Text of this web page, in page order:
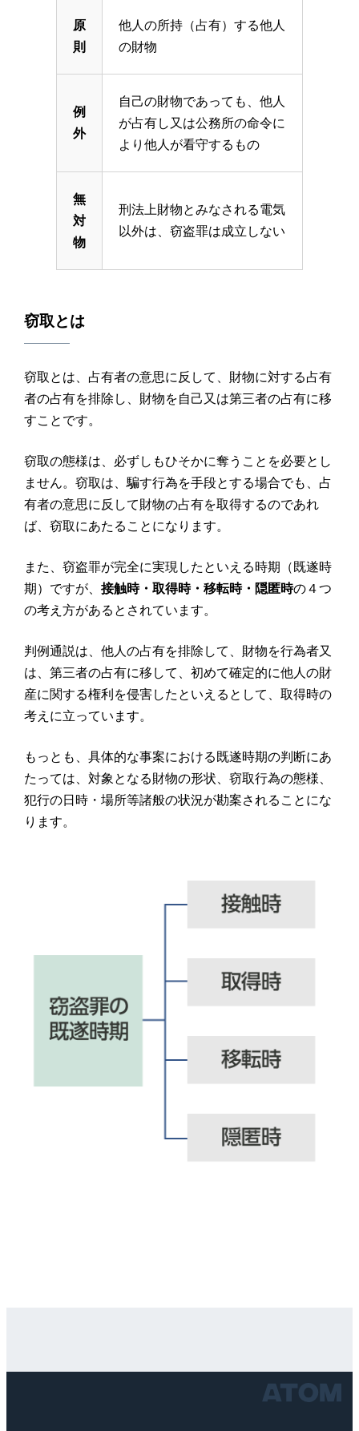
原
則
他人の所持（占有）する他人
の財物
例
外
自己の財物であっても、他人
が占有し又は公務所の命令に
より他人が看守するもの
無
対
物
刑法上財物とみなされる電気
以外は、窃盗罪は成立しない
窃取とは
窃取とは、占有者の意思に反して、財物に対する占有
者の占有を排除し、財物を自己又は第三者の占有に移
すことです。
窃取の態様は、必ずしもひそかに奪うことを必要とし
ません。窃取は、騙す行為を手段とする場合でも、占
有者の意思に反して財物の占有を取得するのであれ
ば、窃取にあたることになります。
また、窃盗罪が完全に実現したといえる時期（既遂時
期）ですが、 接触時・取得時・移転時・隠匿時の４つ
の考え方があるとされています。
判例通説は、他人の占有を排除して、財物を行為者又
は、第三者の占有に移して、初めて確定的に他人の財
産に関する権利を侵害したといえるとして、取得時の
考えに立っています。
もっとも、具体的な事案における既遂時期の判断にあ
たっては、対象となる財物の形状、窃取行為の態様、
犯行の日時・場所等諸般の状況が勘案されることにな
ります。